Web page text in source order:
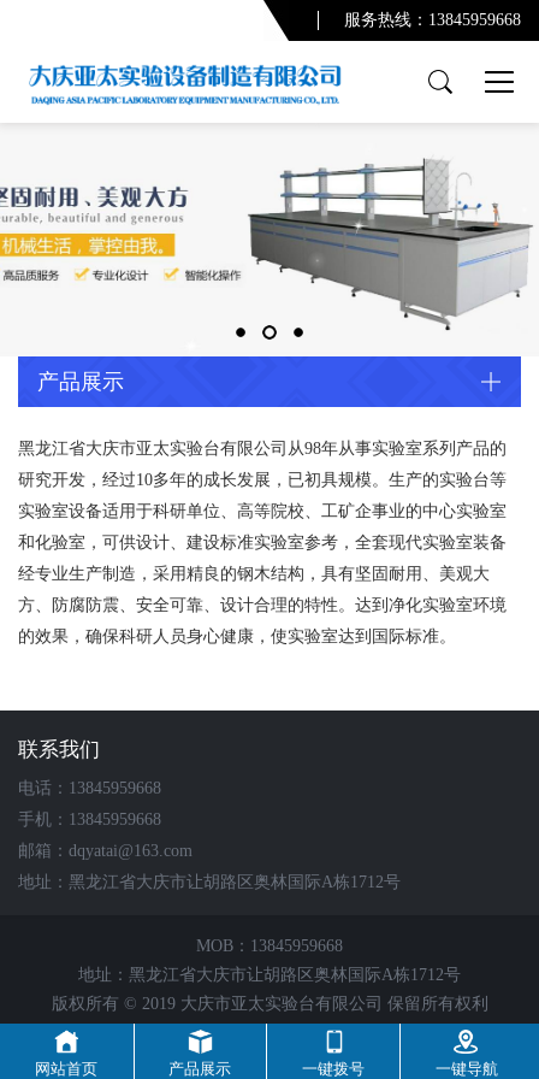
PCR实验室
通风柜系列
功能柜系列
净化系统及配套设备
配套产品
实验室规划设计
产品展示
服务热线：13845959668
产品展示
黑龙江省大庆市亚太实验台有限公司从98年从事实验室系列产品的
研究开发，经过10多年的成长发展，已初具规模。生产的实验台等
实验室设备适用于科研单位、高等院校、工矿企事业的中心实验室
和化验室，可供设计、建设标准实验室参考，全套现代实验室装备
经专业生产制造，采用精良的钢木结构，具有坚固耐用、美观大
方、防腐防震、安全可靠、设计合理的特性。达到净化实验室环境
的效果，确保科研人员身心健康，使实验室达到国际标准。
联系我们
电话：13845959668
手机：13845959668
邮箱：dqyatai@163.com
地址：黑龙江省大庆市让胡路区奥林国际A栋1712号
MOB：13845959668
地址：黑龙江省大庆市让胡路区奥林国际A栋1712号
版权所有 © 2019 大庆市亚太实验台有限公司 保留所有权利
网站首页 产品展示 一键拨号 一键导航
技术支持 : 枫蓝网络